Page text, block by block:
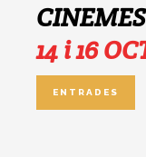
14 i 16
ENTRADES